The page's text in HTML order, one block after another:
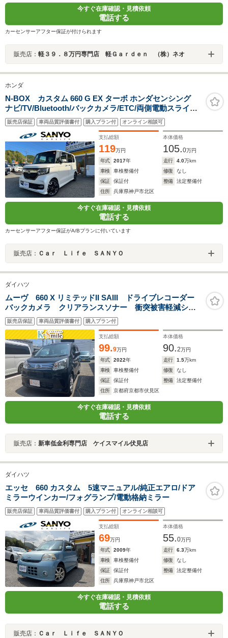
今すぐ在庫確認・見積依頼
電話する
カーセンサーアフター保証が付けられます
販売店： 軽３９．８万円専門店 軽Ｇａｒｄｅｎ （株）ネオ
ホンダ
N-BOX カスタム 660 G EX ターボ ホンダセンシング
ナビ/TV/Bluetooth/バックカメラ/ETC/両側電動スライド
ドア/ターボ/ホンダセンシング
販売店保証 車両品質評価書付 購入プラン付 オンライン相談可
支払総額
119万円
本体価格
105.0万円
年式
2017年 走行 4.0万km
車検
車検整備付 修復
なし
保証
保証付 整備
法定整備付
住所
兵庫県神戸市北区
今すぐ在庫確認・見積依頼
電話する
カーセンサーアフター保証がA/Bプランに付いています
販売店： Ｃａｒ Ｌｉｆｅ ＳＡＮＹＯ
ダイハツ
ムーヴ 660 X リミテッドII SAIII ドライブレコーダー
バックカメラ クリアランスソナー 衝突被害軽減シス
テム オートマチックハイビーム オートライト LED
ヘッドランプ スマートキー アイドリングストップ
電動格納ミラー
販売店保証 車両品質評価書付 購入プラン付
支払総額
99.9万円
本体価格
90.2万円
年式
2022年 走行 1.5万km
車検
車検整備付 修復
なし
保証
保証付 整備
法定整備付
住所
京都府京都市伏見区
今すぐ在庫確認・見積依頼
電話する
販売店： 新車低金利専門店 ケイスマイル伏見店
ダイハツ
エッセ 660 カスタム 5速マニュアル/純正エアロ/ドア
ミラーウインカー/フォグランプ/電動格納ミラー
販売店保証 車両品質評価書付 購入プラン付 オンライン相談可
支払総額
69万円
本体価格
55.0万円
年式
2009年 走行 6.3万km
車検
車検整備付 修復
なし
保証
保証付 整備
法定整備付
住所
兵庫県神戸市北区
今すぐ在庫確認・見積依頼
電話する
販売店： Ｃａｒ Ｌｉｆｅ ＳＡＮＹＯ